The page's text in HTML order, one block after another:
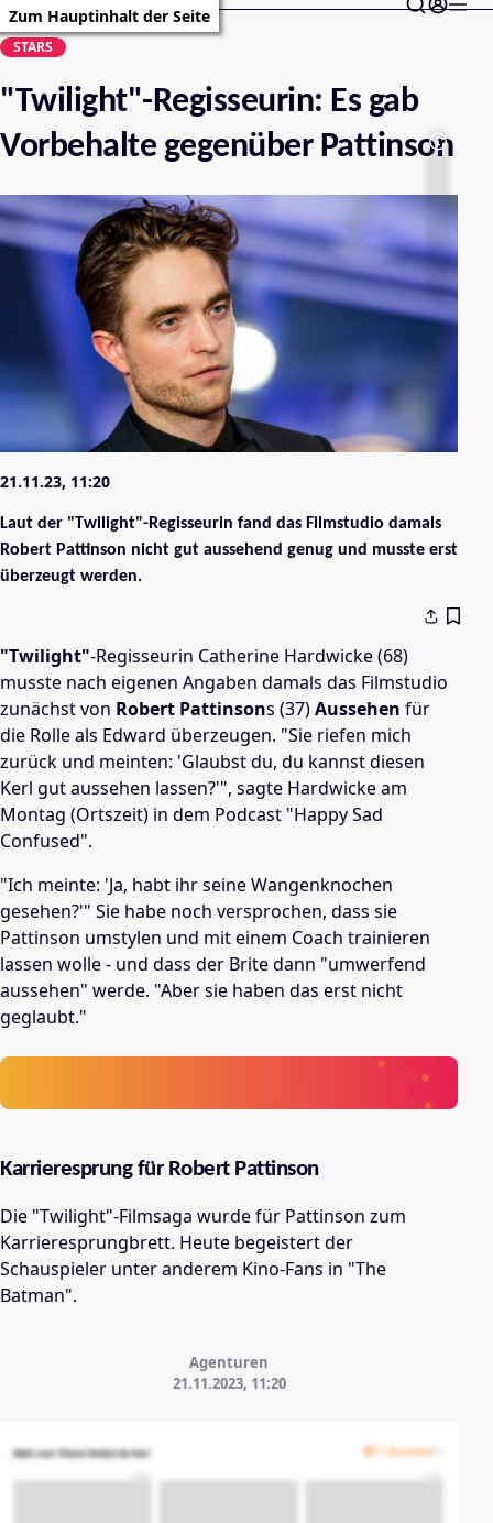
Zum Hauptinhalt der Seite
STARS
"Twilight"-Regisseurin: Es gab
Vorbehalte gegenüber Pattinson
21.11.23, 11:20
Laut der "Twilight"-Regisseurin fand das Filmstudio damals
Robert Pattinson nicht gut aussehend genug und musste erst
überzeugt werden.
"Twilight"-Regisseurin Catherine Hardwicke (68)
musste nach eigenen Angaben damals das Filmstudio
zunächst von Robert Pattinsons (37)Aussehen für
die Rolle als Edward überzeugen. "Sie riefen mich
zurück und meinten: 'Glaubst du, du kannst diesen
Kerl gut aussehen lassen?'", sagte Hardwicke am
Montag (Ortszeit) in dem Podcast "Happy Sad
Confused".
"Ich meinte: 'Ja, habt ihr seine Wangenknochen
gesehen?'" Sie habe noch versprochen, dass sie
Pattinson umstylen und mit einem Coach trainieren
lassen wolle - und dass der Brite dann "umwerfend
aussehen" werde. "Aber sie haben das erst nicht
geglaubt."
Karrieresprung für Robert Pattinson
Die "Twilight"-Filmsaga wurde für Pattinson zum
Karrieresprungbrett. Heute begeistert der
Schauspieler unter anderem Kino-Fans in "The
Batman".
Agenturen
21.11.2023, 11:20